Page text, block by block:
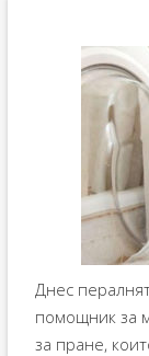
Днес
помощник за
за пране,